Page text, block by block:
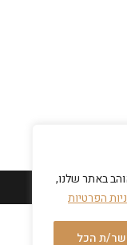
באתר שלנו,
הפרטיות
ת הכל